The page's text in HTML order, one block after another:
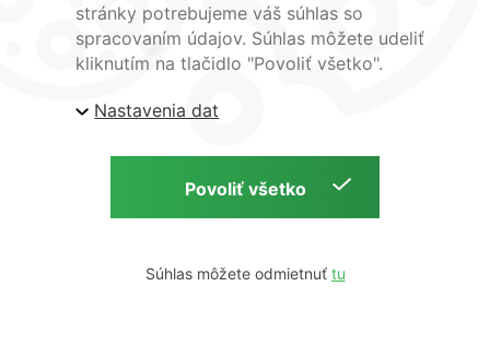
stránky potrebujeme váš súhlas so
spracovaním údajov. Súhlas môžete udeliť
kliknutím na tlačidlo "Povoliť všetko".
Nastavenia dat
Súhlas môžete odmietnuť